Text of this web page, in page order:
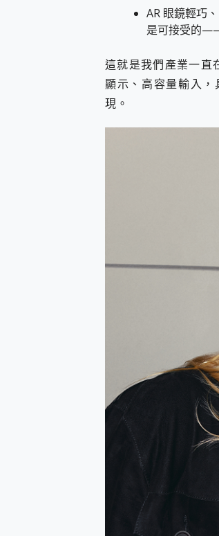
AR 眼鏡輕巧
是可接受的
這就是我們產業一直
顯示、高容量輸入
現。